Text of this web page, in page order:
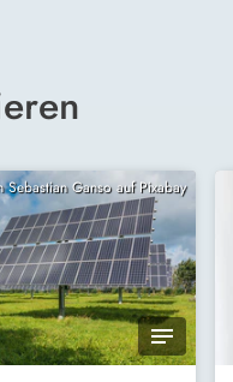
Sebastian Ganso auf Pixabay